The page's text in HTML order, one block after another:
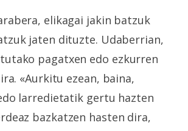
elikagai jakin batzuk
jaten dituzte. Udaberrian,
pagatxen edo ezkurren
«Aurkitu ezean, baina,
larredietatik gertu hazten
bazkatzen hasten dira,